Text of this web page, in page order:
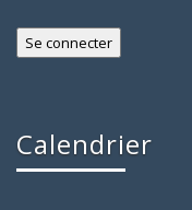
Calendrier